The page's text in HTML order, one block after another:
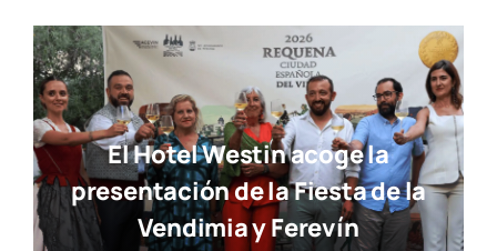
El Hotel Westin acoge la
presentación de la Fiesta de la
Vendimia y Ferevín